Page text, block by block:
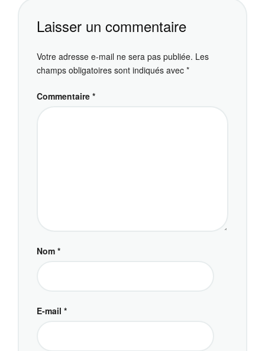
Laisser un commentaire
Votre adresse e-mail ne sera pas publiée. Les
champs obligatoires sont indiqués avec *
Commentaire *
Nom *
E-mail *